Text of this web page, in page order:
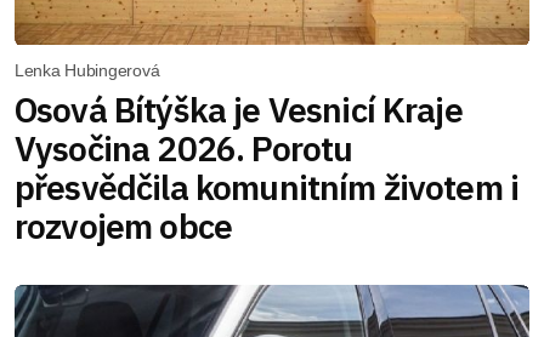
Lenka Hubingerová
Osová Bítýška je Vesnicí Kraje
Vysočina 2026. Porotu
přesvědčila komunitním životem i
rozvojem obce